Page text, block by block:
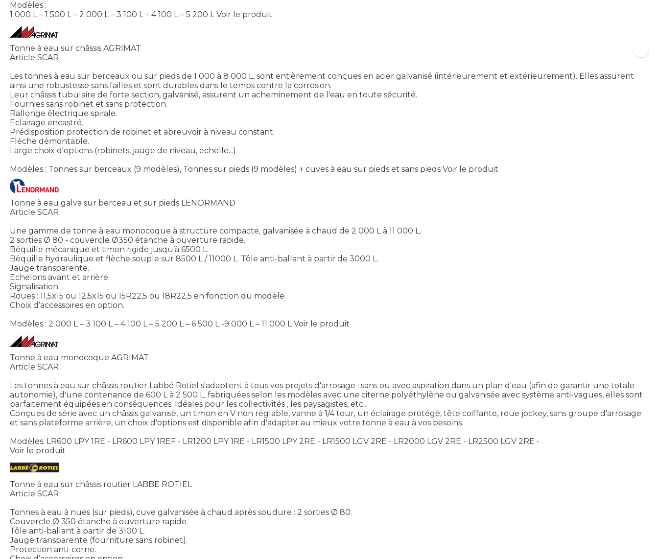
Modèles :
1 000 L – 1 500 L – 2 000 L – 3 100 L – 4 100 L – 5 200 L Voir le produit
Tonne à eau sur châssis AGRIMAT
Article SCAR
Les tonnes à eau sur berceaux ou sur pieds de 1 000 à 8 000 L, sont entièrement conçues en acier galvanisé (intérieurement et extérieurement). Elles assurent
ainsi une robustesse sans failles et sont durables dans le temps contre la corrosion.
Leur châssis tubulaire de forte section, galvanisé, assurent un acheminement de l'eau en toute sécurité.
Fournies sans robinet et sans protection.
Rallonge électrique spirale.
Eclairage encastré.
Prédisposition protection de robinet et abreuvoir à niveau constant.
Flèche démontable.
Large choix d'options (robinets, jauge de niveau, échelle...)
Modèles : Tonnes sur berceaux (9 modèles), Tonnes sur pieds (9 modèles) + cuves à eau sur pieds et sans pieds Voir le produit
Tonne à eau galva sur berceau et sur pieds LENORMAND
Article SCAR
Une gamme de tonne à eau monocoque à structure compacte, galvanisée à chaud de 2 000 L à 11 000 L.
2 sorties Ø 80 - couvercle Ø350 étanche à ouverture rapide.
Béquille mécanique et timon rigide jusqu’à 6500 L.
Béquille hydraulique et flèche souple sur 8500 L / 11000 L. Tôle anti-ballant à partir de 3000 L.
Jauge transparente.
Echelons avant et arrière.
Signalisation.
Roues : 11,5x15 ou 12,5x15 ou 15R22,5 ou 18R22,5 en fonction du modèle.
Choix d’accessoires en option.
Modèles : 2 000 L – 3 100 L – 4 100 L – 5 200 L – 6 500 L -9 000 L – 11 000 L Voir le produit
Tonne à eau monocoque AGRIMAT
Article SCAR
Les tonnes à eau sur châssis routier Labbé Rotiel s'adaptent à tous vos projets d'arrosage : sans ou avec aspiration dans un plan d'eau (afin de garantir une totale
autonomie), d'une contenance de 600 L à 2 500 L, fabriquées selon les modèles avec une citerne polyéthylène ou galvanisée avec système anti-vagues, elles sont
parfaitement équipées en conséquences. Idéales pour les collectivités , les paysagistes, etc...
Conçues de série avec un châssis galvanisé, un timon en V non réglable, vanne à 1/4 tour, un éclairage protégé, tête coiffante, roue jockey, sans groupe d'arrosage
et sans plateforme arrière, un choix d'options est disponible afin d'adapter au mieux votre tonne à eau à vos besoins.
Modèles: LR600 LPY 1RE - LR600 LPY 1REF - LR1200 LPY 1RE - LR1500 LPY 2RE - LR1500 LGV 2RE - LR2000 LGV 2RE - LR2500 LGV 2RE -
Voir le produit
Tonne à eau sur châssis routier LABBE ROTIEL
Article SCAR
Tonnes à eau à nues (sur pieds), cuve galvanisée à chaud après soudure : 2 sorties Ø 80.
Couvercle Ø 350 étanche à ouverture rapide.
Tôle anti-ballant à partir de 3100 L.
Jauge transparente (fourniture sans robinet).
Protection anti-corne.